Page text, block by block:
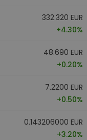
332.320 EUR
+4.30%
48.690 EUR
+0.20%
7.2200 EUR
+0.50%
0.143206000 EUR
+3.20%